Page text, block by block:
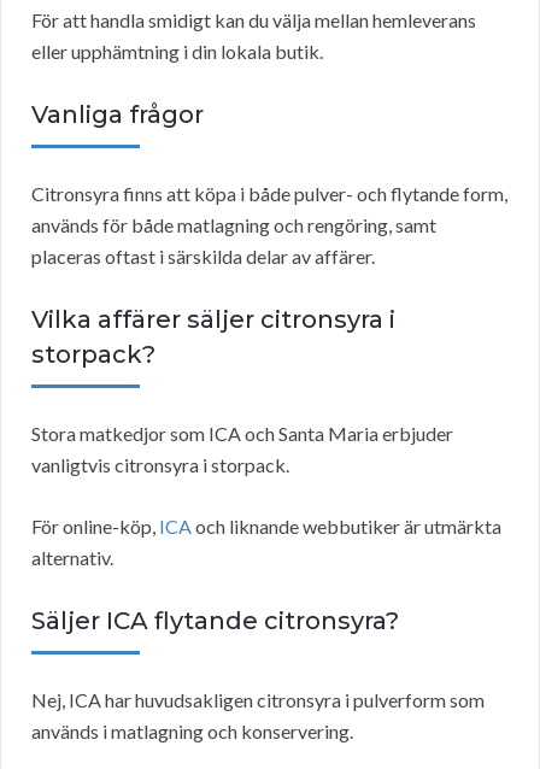
För att handla smidigt kan du välja mellan hemleverans
eller upphämtning i din lokala butik.
Vanliga frågor
Citronsyra finns att köpa i både pulver- och flytande form,
används för både matlagning och rengöring, samt
placeras oftast i särskilda delar av affärer.
Vilka affärer säljer citronsyra i
storpack?
Stora matkedjor som ICA och Santa Maria erbjuder
vanligtvis citronsyra i storpack.
För online-köp, ICAoch liknande webbutiker är utmärkta
alternativ.
Säljer ICA flytande citronsyra?
Nej, ICA har huvudsakligen citronsyra i pulverform som
används i matlagning och konservering.